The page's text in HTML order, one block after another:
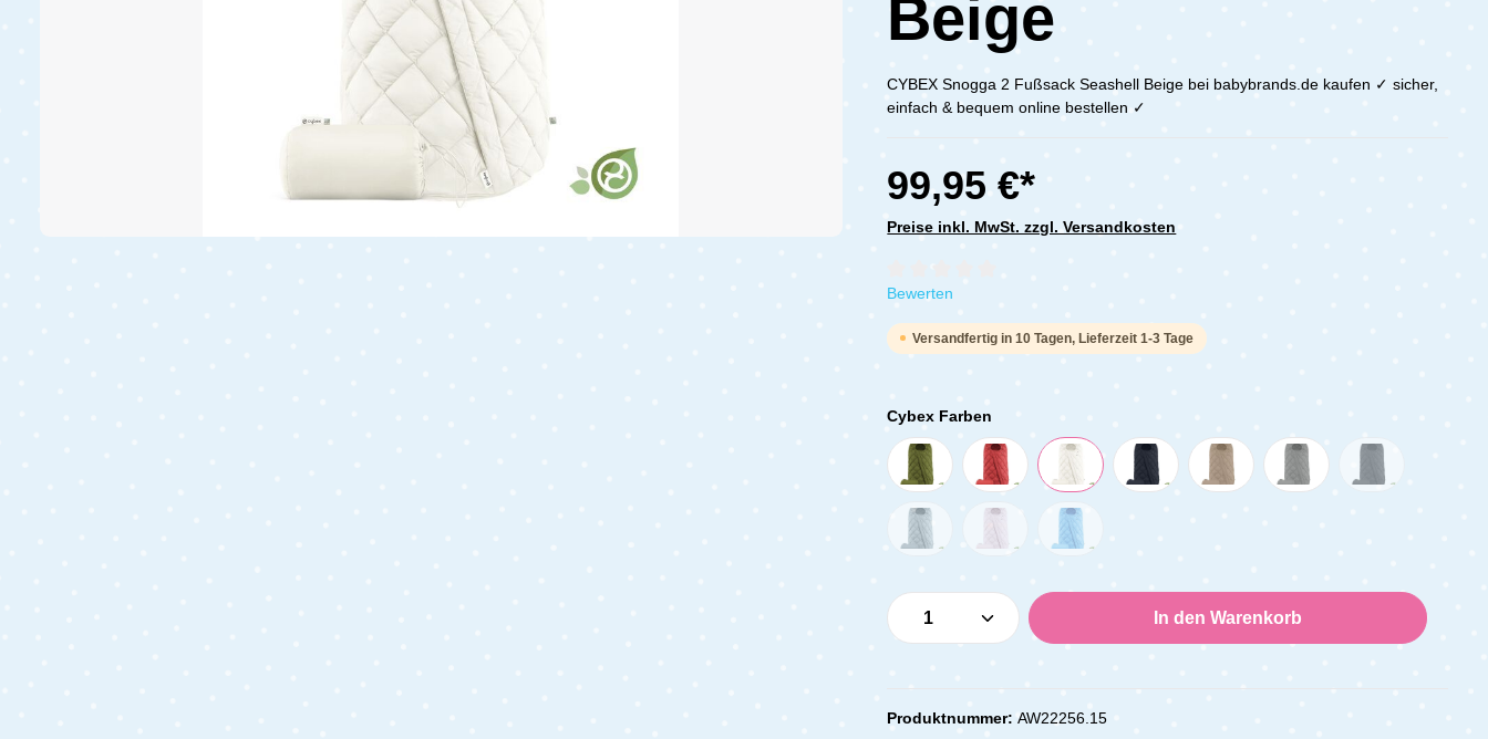
Beige
CYBEX Snogga 2 Fußsack Seashell Beige bei babybrands.de kaufen ✓ sicher,
einfach & bequem online bestellen ✓
99,95 €*
Preise inkl. MwSt. zzgl. Versandkosten
Durchschnittliche Bewertung von 0 von 5 Sternen
Bewerten
Versandfertig in 10 Tagen, Lieferzeit 1-3 Tage
Cybex Farben
Produkt Anzahl: Gib den gewünschten Wert ein
In den Warenkorb
Produktnummer:AW22256.15